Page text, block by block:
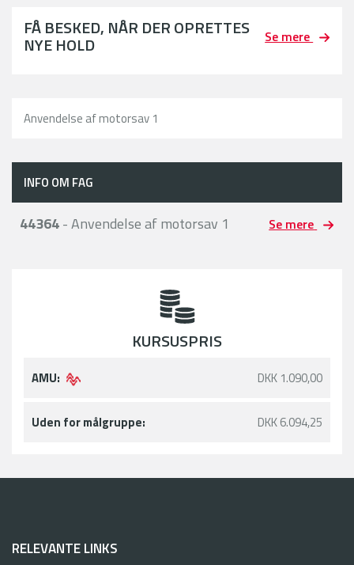
FÅ BESKED, NÅR DER OPRETTES
NYE HOLD Se mere
Anvendelse af motorsav 1
INFO OM FAG
44364- Anvendelse af motorsav 1 Se mere
KURSUSPRIS
AMU: DKK 1.090,00
Uden for målgruppe: DKK 6.094,25
RELEVANTE LINKS